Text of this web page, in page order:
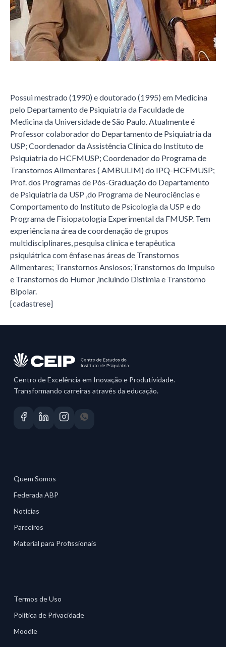
Possui mestrado (1990) e doutorado (1995) em Medicina
pelo Departamento de Psiquiatria da Faculdade de
Medicina da Universidade de São Paulo. Atualmente é
Professor colaborador do Departamento de Psiquiatria da
USP; Coordenador da Assistência Clínica do Instituto de
Psiquiatria do HCFMUSP; Coordenador do Programa de
Transtornos Alimentares ( AMBULIM) do IPQ-HCFMUSP;
Prof. dos Programas de Pós-Graduação do Departamento
de Psiquiatria da USP ,do Programa de Neurociências e
Comportamento do Instituto de Psicologia da USP e do
Programa de Fisiopatologia Experimental da FMUSP. Tem
experiência na área de coordenação de grupos
multidisciplinares, pesquisa clínica e terapêutica
psiquiátrica com ênfase nas áreas de Transtornos
Alimentares; Transtornos Ansiosos;Transtornos do Impulso
e Transtornos do Humor ,incluindo Distimia e Transtorno
Bipolar.
[cadastrese]
Centro de Excelência em Inovação e Produtividade.
Transformando carreiras através da educação.
Quem Somos
Federada ABP
Notícias
Parceiros
Material para Profissionais
Termos de Uso
Política de Privacidade
Moodle